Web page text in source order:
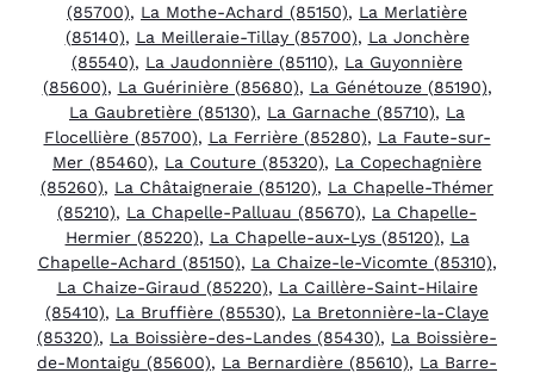
(85700), La Mothe-Achard (85150), La Merlatière
(85140), La Meilleraie-Tillay (85700), La Jonchère
(85540), La Jaudonnière (85110), La Guyonnière
(85600), La Guérinière (85680), La Génétouze (85190),
La Gaubretière (85130), La Garnache (85710), La
Flocellière (85700), La Ferrière (85280), La Faute-sur-
Mer (85460), La Couture (85320), La Copechagnière
(85260), La Châtaigneraie (85120), La Chapelle-Thémer
(85210), La Chapelle-Palluau (85670), La Chapelle-
Hermier (85220), La Chapelle-aux-Lys (85120), La
Chapelle-Achard (85150), La Chaize-le-Vicomte (85310),
La Chaize-Giraud (85220), La Caillère-Saint-Hilaire
(85410), La Bruffière (85530), La Bretonnière-la-Claye
(85320), La Boissière-des-Landes (85430), La Boissière-
de-Montaigu (85600), La Bernardière (85610), La Barre-